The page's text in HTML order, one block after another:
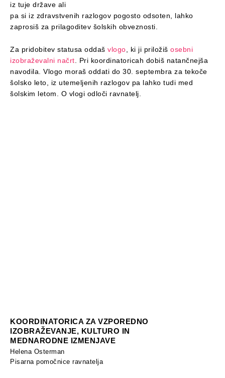
iz tuje države ali
pa si iz zdravstvenih razlogov pogosto odsoten, lahko
zaprosiš za prilagoditev šolskih obveznosti.
Za pridobitev statusa oddaš vlogo , ki ji priložiš osebni
izobraževalni načrt . Pri koordinatoricah dobiš natančnejša
navodila. Vlogo moraš oddati do 30. septembra za tekoče
šolsko leto, iz utemeljenih razlogov pa lahko tudi med
šolskim letom. O vlogi odloči ravnatelj.
KOORDINATORICA ZA VZPOREDNO
IZOBRAŽEVANJE, KULTURO IN
MEDNARODNE IZMENJAVE
Helena Osterman
Pisarna pomočnice ravnatelja